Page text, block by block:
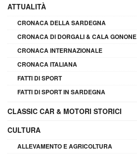
ATTUALITÀ
CRONACA DELLA SARDEGNA
CRONACA DI DORGALI & CALA GONONE
CRONACA INTERNAZIONALE
CRONACA ITALIANA
FATTI DI SPORT
FATTI DI SPORT IN SARDEGNA
CLASSIC CAR & MOTORI STORICI
CULTURA
ALLEVAMENTO E AGRICOLTURA